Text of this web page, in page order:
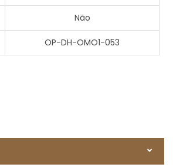
Não
OP-DH-OMO1-053